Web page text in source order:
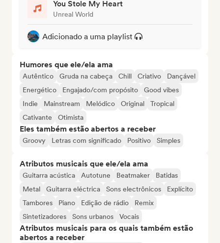
You Stole My Heart
Unreal World
Adicionado a uma playlist
Humores que ele/ela ama
Autêntico Gruda na cabeça Chill Criativo
Dançável
Energético
Engajado/com propósito
Good vibes
Indie
Mainstream Melódico Original
Tropical
Cativante
Otimista
Eles também estão abertos a receber
Groovy Letras com significado Positivo Simples
Atributos musicais que ele/ela ama
Guitarra acústica Autotune Beatmaker
Batidas
Metal
Guitarra eléctrica Sons electrônicos
Explícito
Tambores
Piano Edição de rádio
Remix
Sintetizadores
Sons urbanos Vocais
Atributos musicais para os quais também estão
abertos a receber